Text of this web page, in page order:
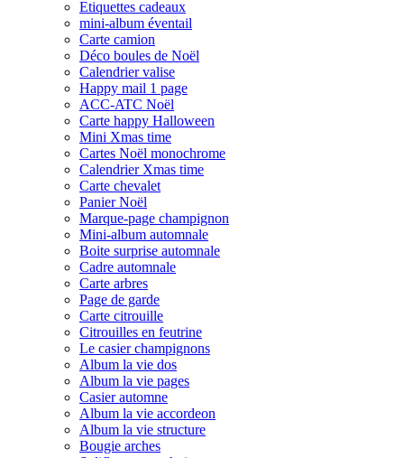
Etiquettes cadeaux
mini-album éventail
Carte camion
Déco boules de Noël
Calendrier valise
Happy mail 1 page
ACC-ATC Noël
Carte happy Halloween
Mini Xmas time
Cartes Noël monochrome
Calendrier Xmas time
Carte chevalet
Panier Noël
Marque-page champignon
Mini-album automnale
Boite surprise automnale
Cadre automnale
Carte arbres
Page de garde
Carte citrouille
Citrouilles en feutrine
Le casier champignons
Album la vie dos
Album la vie pages
Casier automne
Album la vie accordeon
Album la vie structure
Bougie arches